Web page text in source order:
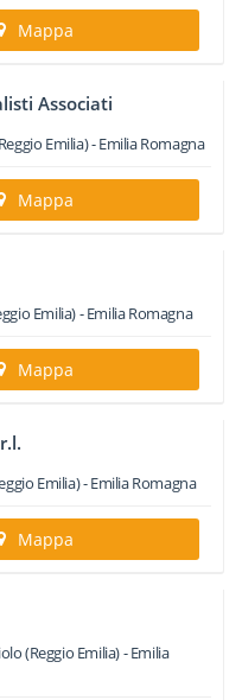
Mappa
Associati
Emilia) -Emilia Romagna
Mappa
Emilia) -Emilia Romagna
Mappa
Emilia) -Emilia Romagna
Mappa
(Reggio Emilia) -Emilia